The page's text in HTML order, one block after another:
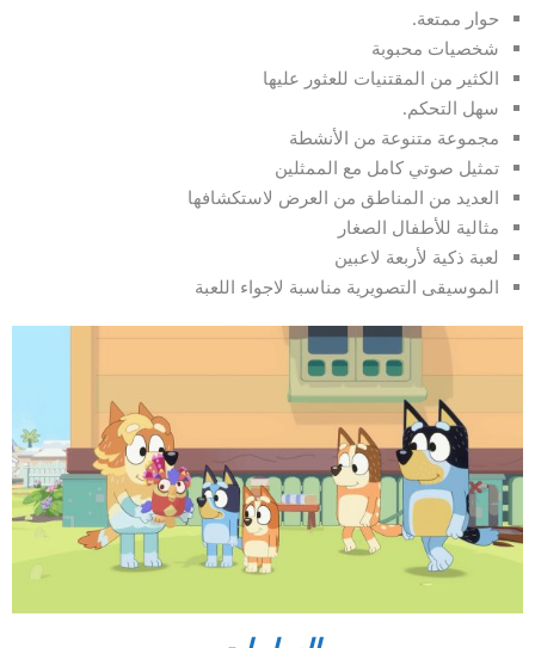
حوار ممتعة.
شخصيات محبوبة
الكثير من المقتنيات للعثور عليها
سهل التحكم.
مجموعة متنوعة من الأنشطة
تمثيل صوتي كامل مع الممثلين
العديد من المناطق من العرض لاستكشافها
مثالية للأطفال الصغار
لعبة ذكية لأربعة لاعبين
الموسيقى التصويرية مناسبة لاجواء اللعبة